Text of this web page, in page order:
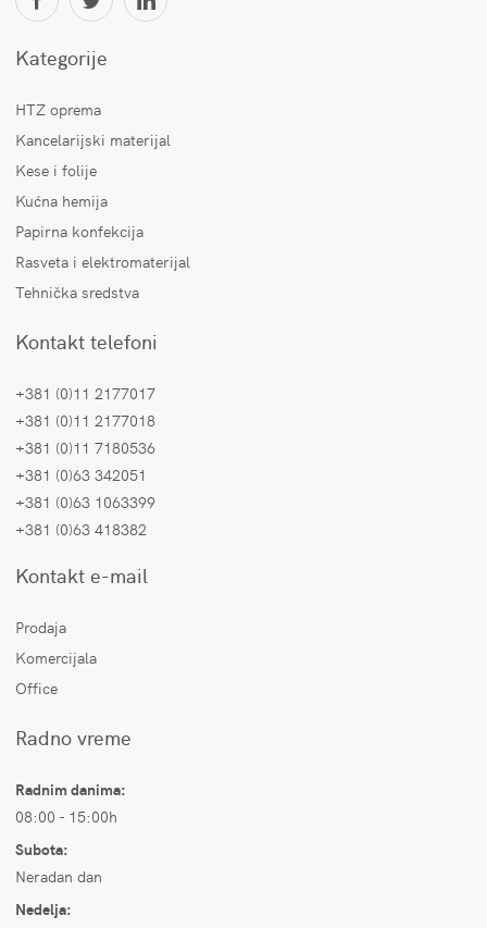
Kategorije
HTZ oprema
Kancelarijski materijal
Kese i folije
Kućna hemija
Papirna konfekcija
Rasveta i elektromaterijal
Tehnička sredstva
Kontakt telefoni
+381 (0)11 2177017
+381 (0)11 2177018
+381 (0)11 7180536
+381 (0)63 342051
+381 (0)63 1063399
+381 (0)63 418382
Kontakt e-mail
Prodaja
Komercijala
Office
Radno vreme
Radnim danima:
08:00 - 15:00h
Subota:
Neradan dan
Nedelja: